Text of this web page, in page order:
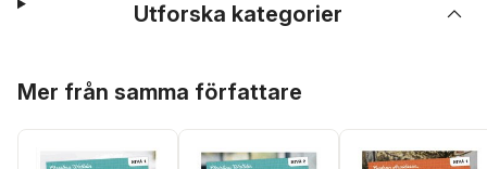
Utforska kategorier
Mer från samma författare